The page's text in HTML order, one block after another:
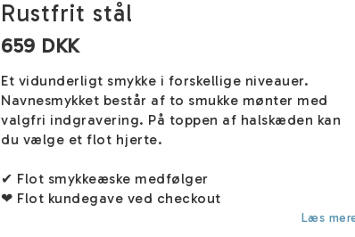
Rustfrit stål
659 DKK
Et vidunderligt smykke i forskellige niveauer.
Navnesmykket består af to smukke mønter med
valgfri indgravering. På toppen af halskæden kan
du vælge et flot hjerte.
✔ Flot smykkeæske medfølger
❤ Flot kundegave ved checkout
Læs